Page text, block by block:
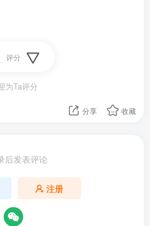
评分
为Ta评分
分享 收藏
后发表评论
注册